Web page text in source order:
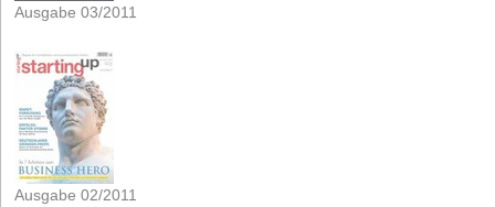
Ausgabe 03/2011
Ausgabe 02/2011